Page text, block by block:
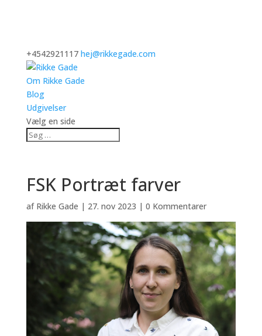
+4542921117 hej@rikkegade.com
Om Rikke Gade
Blog
Udgivelser
Vælg en side
FSK Portræt farver
af Rikke Gade | 27. nov 2023 | 0 Kommentarer